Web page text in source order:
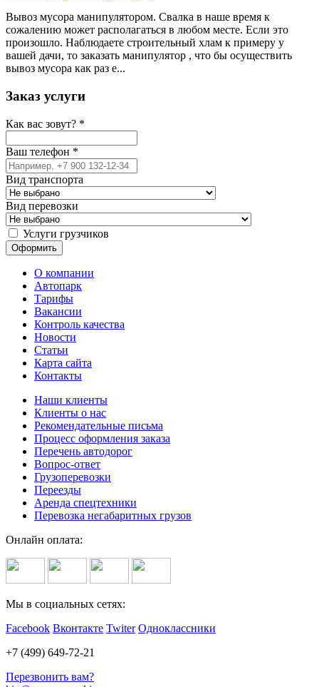
Вывоз мусора манипулятором. Свалка в наше время к
сожалению может располагаться в любом месте. Если это
произошло. Наблюдаете строительный хлам к примеру у
вашей дачи, то заказать манипулятор , что бы осуществить
вывоз мусора как раз е...
Заказ услуги
Как вас зовут? *
Ваш телефон *
Вид транспорта
Вид перевозки
Услуги грузчиков
О компании
Автопарк
Тарифы
Вакансии
Контроль качества
Новости
Статьи
Карта сайта
Контакты
Наши клиенты
Клиенты о нас
Рекомендательные письма
Процесс оформления заказа
Перечень автодорог
Вопрос-ответ
Грузоперевозки
Переезды
Аренда спецтехники
Перевозка негабаритных грузов
Онлайн оплата:
Мы в социальных сетях:
Facebook Вконтакте Twiter Одноклассники
+7 (499) 649-72-21
Перезвонить вам?